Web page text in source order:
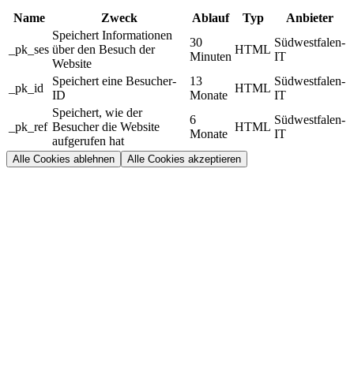
Name Zweck Ablauf Typ Anbieter
_pk_ses
Speichert Informationen
über den Besuch der
Website
30
Minuten
HTML
Südwestfalen-
IT
_pk_id
Speichert eine Besucher-
ID
13
Monate
HTML
Südwestfalen-
IT
_pk_ref
Speichert, wie der
Besucher die Website
aufgerufen hat
6
Monate
HTML
Südwestfalen-
IT
Alle Cookies ablehnen Alle Cookies akzeptieren